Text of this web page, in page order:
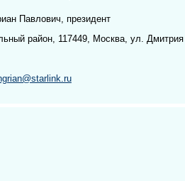
Павлович, президент
район, 117449, Москва, ул.